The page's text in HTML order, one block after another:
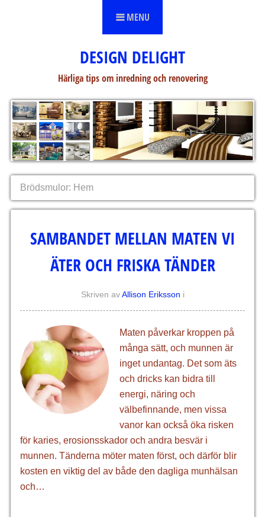
MENU
DESIGN DELIGHT
Härliga tips om inredning och renovering
Brödsmulor: Hem
SAMBANDET MELLAN MATEN VI
ÄTER OCH FRISKA TÄNDER
Skriven avAllison Eriksson i
Maten påverkar kroppen på
många sätt, och munnen är
inget undantag. Det som äts
och dricks kan bidra till
energi, näring och
välbefinnande, men vissa
vanor kan också öka risken
för karies, erosionsskador och andra besvär i
munnen. Tänderna möter maten först, och därför blir
kosten en viktig del av både den dagliga munhälsan
och…